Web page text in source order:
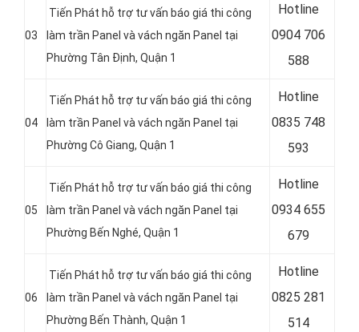
03
Tiến Phát hỗ trợ tư vấn báo giá thi công
làm trần Panel và vách ngăn Panel tại
Phường Tân Định, Quận 1
Hotline
0904 706
588
04
Tiến Phát hỗ trợ tư vấn báo giá thi công
làm trần Panel và vách ngăn Panel tại
Phường Cô Giang, Quận 1
Hotline
0835 748
593
05
Tiến Phát hỗ trợ tư vấn báo giá thi công
làm trần Panel và vách ngăn Panel tại
Phường Bến Nghé, Quận 1
Hotline
0934 655
679
06
Tiến Phát hỗ trợ tư vấn báo giá thi công
làm trần Panel và vách ngăn Panel tại
Phường Bến Thành, Quận 1
Hotline
0825 281
514